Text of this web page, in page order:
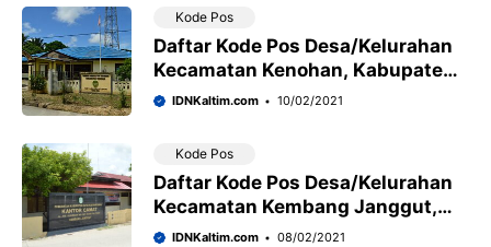
Kode Pos
Daftar Kode Pos Desa/Kelurahan
Kecamatan Kenohan, Kabupaten
Kutai Kartanegara
IDNKaltim.com 10/02/2021
Kode Pos
Daftar Kode Pos Desa/Kelurahan
Kecamatan Kembang Janggut,
Kabupaten Kutai Kartanegara
IDNKaltim.com 08/02/2021